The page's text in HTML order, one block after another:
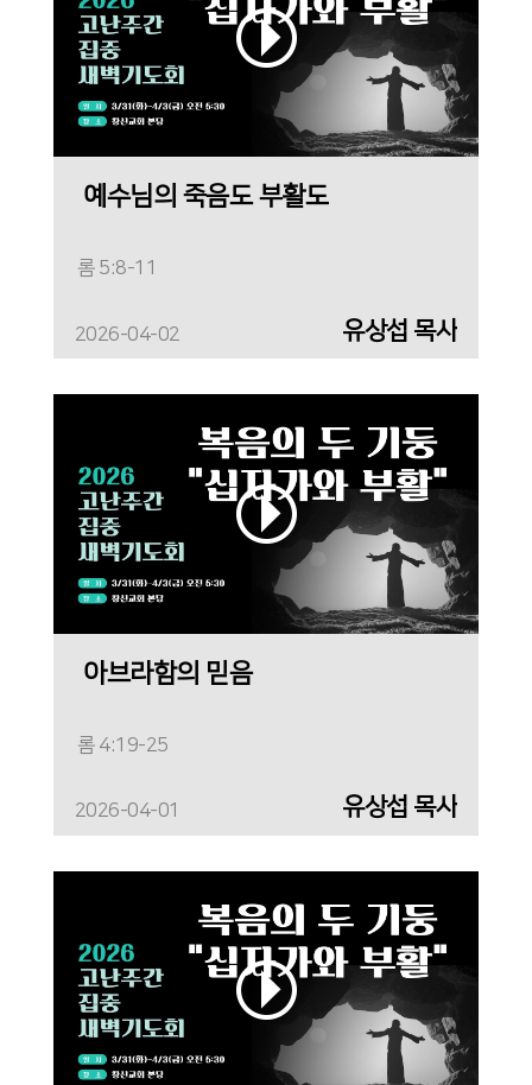
예수님의 죽음도 부활도
롬 5:8-11
2026-04-02 유상섭 목사
아브라함의 믿음
롬 4:19-25
2026-04-01 유상섭 목사